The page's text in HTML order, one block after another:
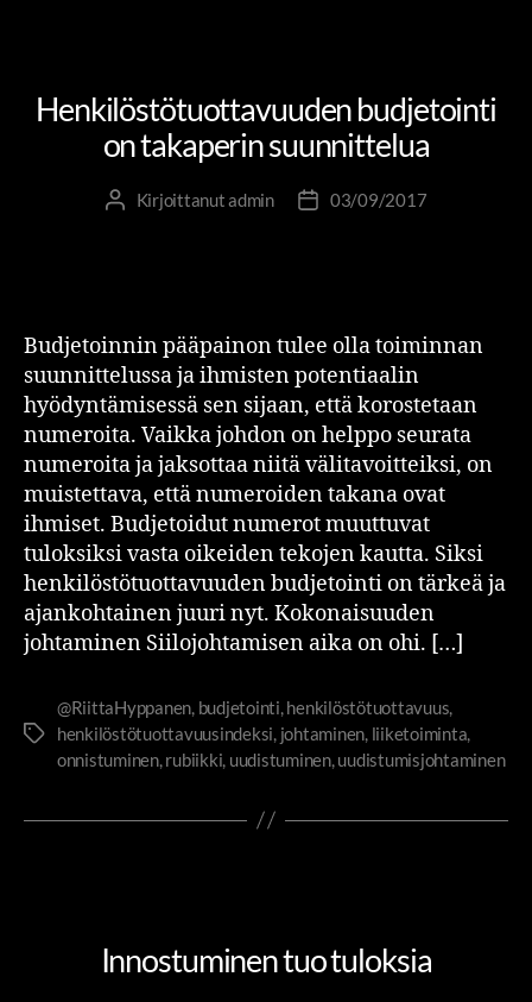
Henkilöstötuottavuuden budjetointi
on takaperin suunnittelua
Kirjoittanutadmin 03/09/2017
Budjetoinnin pääpainon tulee olla toiminnan
suunnittelussa ja ihmisten potentiaalin
hyödyntämisessä sen sijaan, että korostetaan
numeroita. Vaikka johdon on helppo seurata
numeroita ja jaksottaa niitä välitavoitteiksi, on
muistettava, että numeroiden takana ovat
ihmiset. Budjetoidut numerot muuttuvat
tuloksiksi vasta oikeiden tekojen kautta. Siksi
henkilöstötuottavuuden budjetointi on tärkeä ja
ajankohtainen juuri nyt. Kokonaisuuden
johtaminen Siilojohtamisen aika on ohi. […]
@RiittaHyppanen budjetointi henkilöstötuottavuus
henkilöstötuottavuusindeksi johtaminen liiketoiminta
onnistuminen, rubiikki uudistuminen, uudistumisjohtaminen
Innostuminen tuo tuloksia